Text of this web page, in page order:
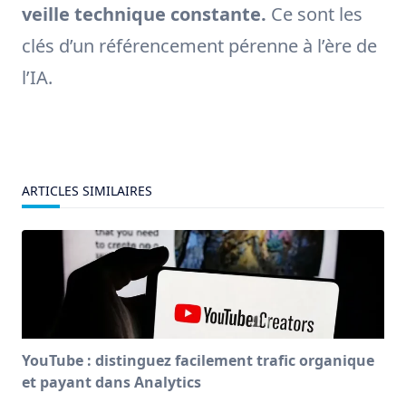
veille technique constante. Ce sont les
clés d’un référencement pérenne à l’ère de
l’IA.
ARTICLES SIMILAIRES
YouTube : distinguez facilement trafic organique
et payant dans Analytics